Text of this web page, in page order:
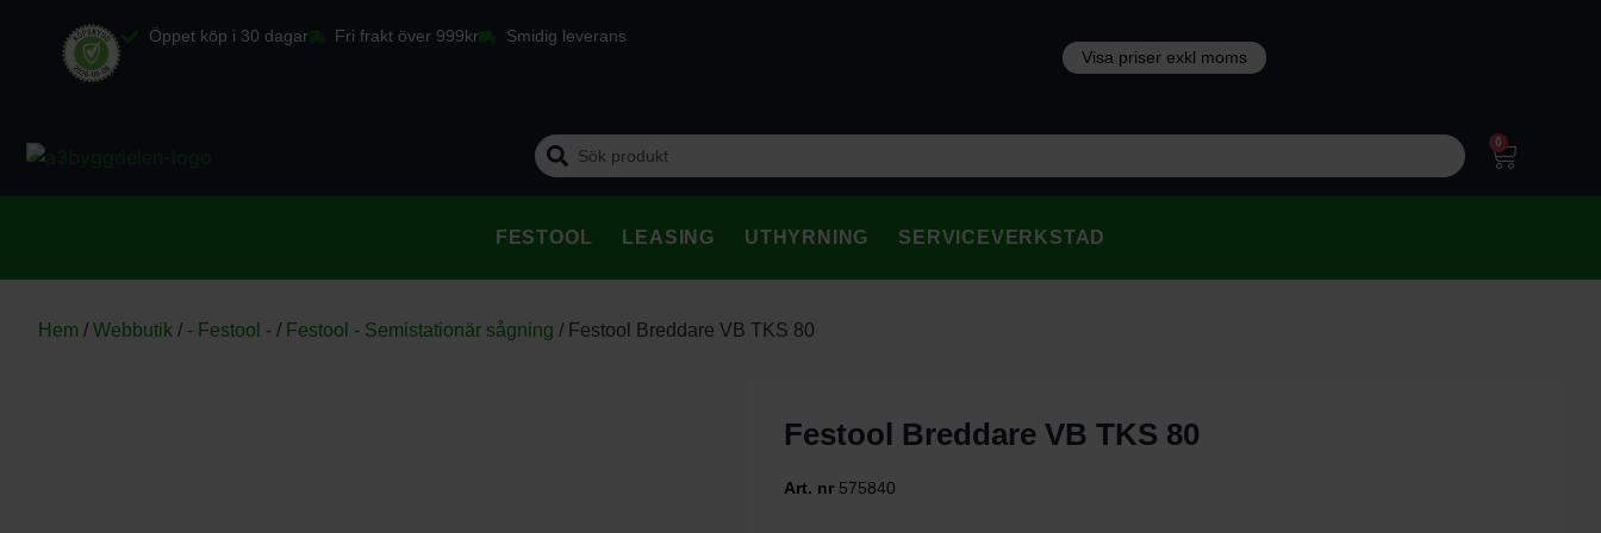
Öppet köp i 30 dagar Fri frakt över 999kr Smidig leverans
0
FESTOOL LEASING UTHYRNING SERVICEVERKSTAD
Hem / Webbutik / - Festool - / Festool - Semistationär sågning / Festool Breddare VB TKS 80
Festool Breddare VB TKS 80
Art. nr 575840